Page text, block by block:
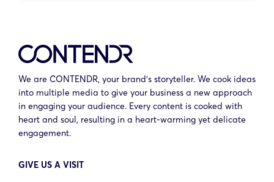
We are CONTENDR, your brand’s storyteller. We cook ideas
into multiple media to give your business a new approach
in engaging your audience. Every content is cooked with
heart and soul, resulting in a heart-warming yet delicate
engagement.
GIVE US A VISIT